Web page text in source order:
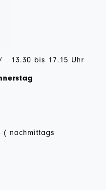
13.30 bis 17.15 Uhr
( nachmittags